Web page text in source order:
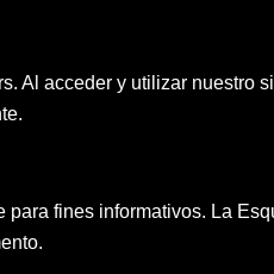
Al acceder y utilizar nuestro
fines informativos. La